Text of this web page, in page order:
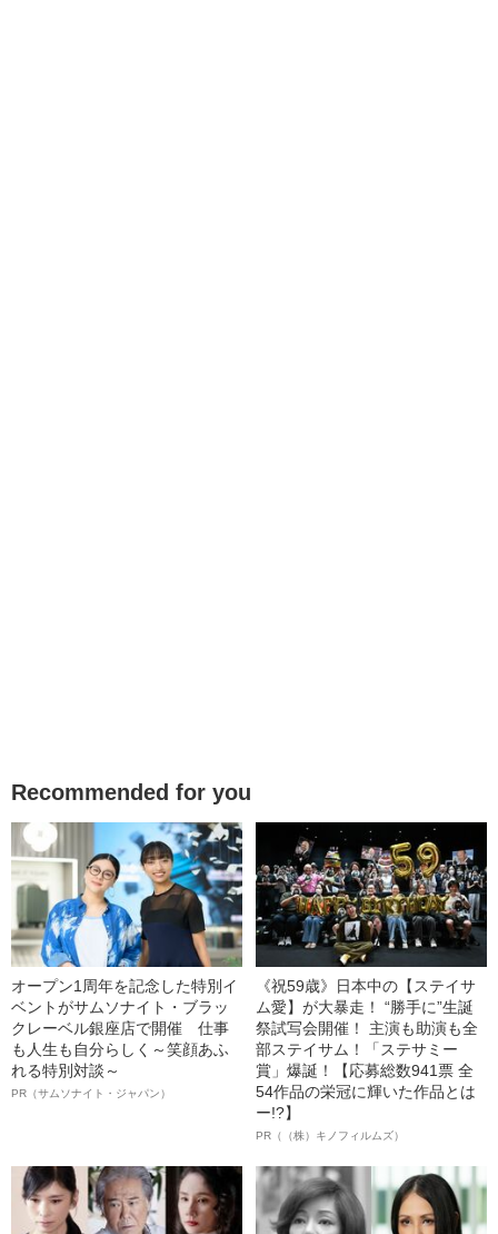
Recommended for you
オープン1周年を記念した特別イ
ベントがサムソナイト・ブラッ
クレーベル銀座店で開催 仕事
も人生も自分らしく～笑顔あふ
れる特別対談～
PR（サムソナイト・ジャパン）
《祝59歳》日本中の【ステイサ
ム愛】が大暴走！ “勝手に”生誕
祭試写会開催！ 主演も助演も全
部ステイサム！「ステサミー
賞」爆誕！【応募総数941票 全
54作品の栄冠に輝いた作品とは
ー!?】
PR（（株）キノフィルムズ）